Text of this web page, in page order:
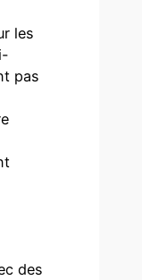
les
pas
des